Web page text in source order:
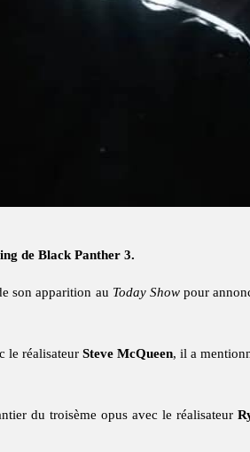
de Black Panther 3.
son apparition au Today Showpour
le réalisateur Steve McQueen, il a
du troisème opus avec le réalisateur